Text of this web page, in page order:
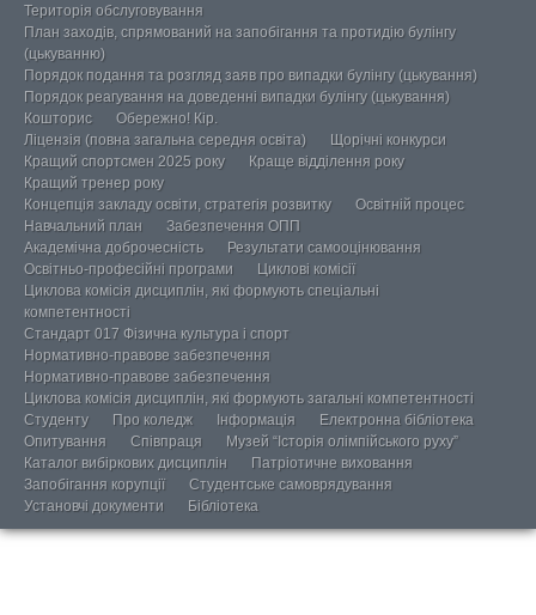
Територія обслуговування
План заходів, спрямований на запобігання та протидію булінгу
(цькуванню)
Порядок подання та розгляд заяв про випадки булінгу (цькування)
Порядок реагування на доведенні випадки булінгу (цькування)
Кошторис
Обережно! Кір.
Ліцензія (повна загальна середня освіта)
Щорічні конкурси
Кращий спортсмен 2025 року
Краще відділення року
Кращий тренер року
Концепція закладу освіти, стратегія розвитку
Освітній процес
Навчальний план
Забезпечення ОПП
Академічна доброчесність
Результати самооцінювання
Освітньо-професійні програми
Циклові комісії
Циклова комісія дисциплін, які формують спеціальні
компетентності
Стандарт 017 Фізична культура і спорт
Нормативно-правове забезпечення
Нормативно-правове забезпечення
Циклова комісія дисциплін, які формують загальні компетентності
Студенту
Про коледж Інформація
Електронна бібліотека
Опитування
Співпраця
Музей “Історія олімпійського руху”
Каталог вибіркових дисциплін
Патріотичне виховання
Запобігання корупції
Студентське самоврядування
Установчі документи
Бібліотека